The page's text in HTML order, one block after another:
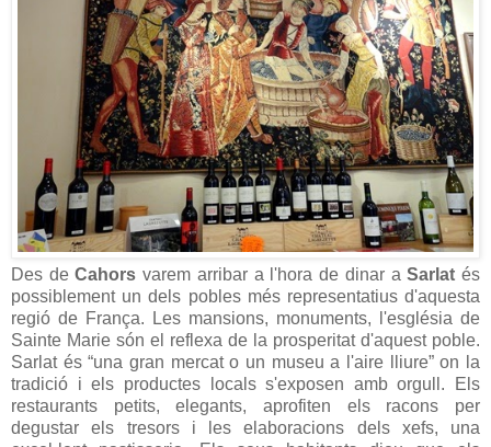
Des deCahors varem arribar a l'hora de dinar aSarlat és
possiblement un dels pobles més representatius d'aquesta
regió de França. Les mansions, monuments, l'església de
Sainte Marie són el reflexa de la prosperitat d'aquest poble.
Sarlat és “una gran mercat o un museu a l'aire lliure” on la
tradició i els productes locals s'exposen amb orgull. Els
restaurants petits, elegants, aprofiten els racons per
degustar els tresors i les elaboracions dels xefs, una